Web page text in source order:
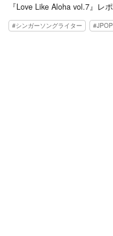
『Love Like Aloha vol.7』レポ
シンガーソングライター JPOP